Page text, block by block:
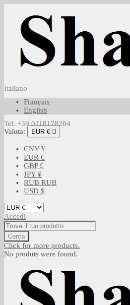
Italiano
Français
English
Tel. +39 0118178204
Valuta:
EUR € 
CNY ¥
EUR €
GBP £
JPY ¥
RUB RUB
USD $
Accedi
Cerca
Click for more products.
No produts were found.